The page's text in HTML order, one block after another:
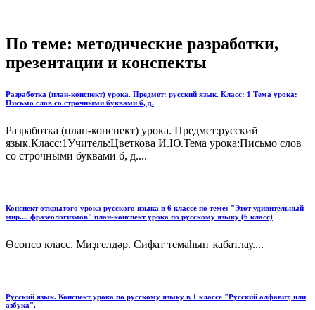
По теме: методические разработки,
презентации и конспекты
Разработка (план-конспект) урока. Предмет: русский язык. Класс: 1 Тема урока:
Письмо слов со строчными буквами б, д.
Разработка (план-конспект) урока. Предмет:русский
язык.Класс:1Учитель:Цветкова И.Ю.Тема урока:Письмо слов
со строчными буквами б, д....
Конспект открытого урока русского языка в 6 классе по теме: "Этот удивительный
мир.... фразеологизмов" план-конспект урока по русскому языку (6 класс)
Өсөнсө класс. Миҙгелдәр. Сифат темаһын ҡабатлау....
Русский язык. Конспект урока по русскому языку в 1 классе "Русский алфавит, или
азбука".